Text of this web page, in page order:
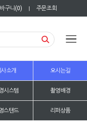
구니(0) | 주문조회
소개 오시는길
시스템 촬영배경
스탠드 리퍼상품